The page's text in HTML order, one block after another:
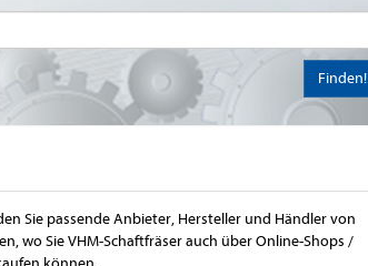
Finden!
Sie passende Anbieter, Hersteller und Händler von
wo Sie VHM-Schaftfräser auch über Online-Shops /